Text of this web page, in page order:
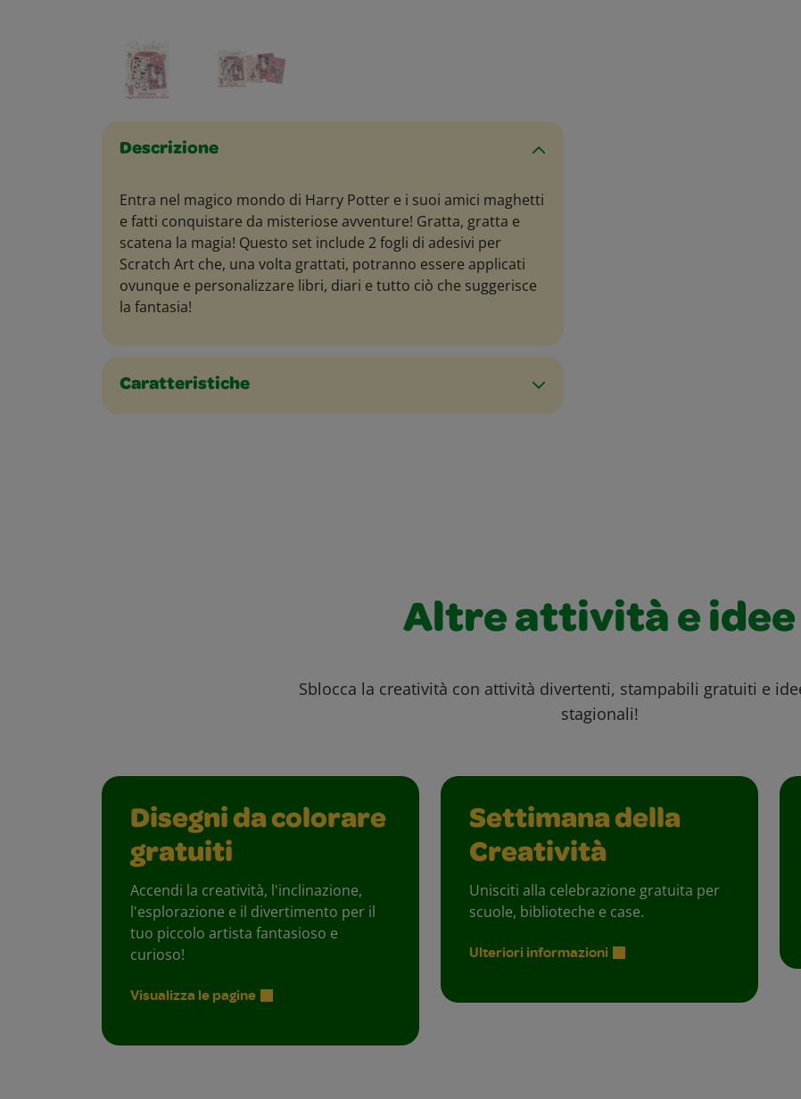
Descrizione
Entra nel magico mondo di Harry Potter e i suoi amici maghetti
e fatti conquistare da misteriose avventure! Gratta, gratta e
scatena la magia! Questo set include 2 fogli di adesivi per
Scratch Art che, una volta grattati, potranno essere applicati
ovunque e personalizzare libri, diari e tutto ciò che suggerisce
la fantasia!
Caratteristiche
Altre attività e idee
Sblocca la creatività con attività divertenti, stampabili gratuiti e
stagionali!
Disegni da colorare
gratuiti
Accendi la creatività, l'inclinazione,
l'esplorazione e il divertimento per il
tuo piccolo artista fantasioso e
curioso!
Visualizza le pagine
Settimana della
Creatività
Unisciti alla celebrazione gratuita per
scuole, biblioteche e case.
Ulteriori informazioni